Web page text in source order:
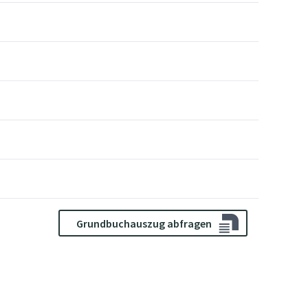
Grundbuchauszug abfragen